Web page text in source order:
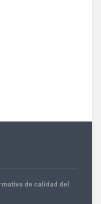
de calidad del